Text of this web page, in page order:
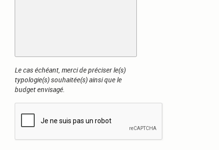
Le cas échéant, merci de préciser le(s)
typologie(s) souhaitée(s) ainsi que le
budget envisagé.